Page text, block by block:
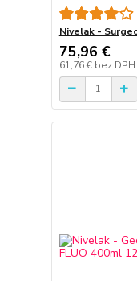
Nivelak -
75,96 €
61,76 € bez DPH